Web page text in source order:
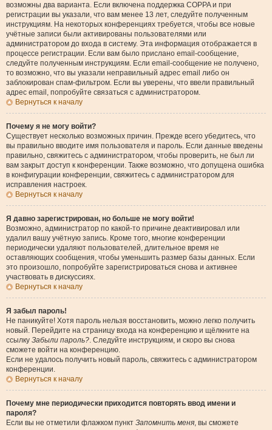
возможны два варианта. Если включена поддержка COPPA и при
регистрации вы указали, что вам менее 13 лет, следуйте полученным
инструкциям. На некоторых конференциях требуется, чтобы все новые
учётные записи были активированы пользователями или
администратором до входа в систему. Эта информация отображается в
процессе регистрации. Если вам было прислано email-сообщение,
следуйте полученным инструкциям. Если email-сообщение не получено,
то возможно, что вы указали неправильный адрес email либо он
заблокирован спам-фильтром. Если вы уверены, что ввели правильный
адрес email, попробуйте связаться с администратором.
Вернуться к началу
Почему я не могу войти?
Существует несколько возможных причин. Прежде всего убедитесь, что
вы правильно вводите имя пользователя и пароль. Если данные введены
правильно, свяжитесь с администратором, чтобы проверить, не был ли
вам закрыт доступ к конференции. Также возможно, что допущена ошибка
в конфигурации конференции, свяжитесь с администратором для
исправления настроек.
Вернуться к началу
Я давно зарегистрирован, но больше не могу войти!
Возможно, администратор по какой-то причине деактивировал или
удалил вашу учётную запись. Кроме того, многие конференции
периодически удаляют пользователей, длительное время не
оставляющих сообщения, чтобы уменьшить размер базы данных. Если
это произошло, попробуйте зарегистрироваться снова и активнее
участвовать в дискуссиях.
Вернуться к началу
Я забыл пароль!
Не паникуйте! Хотя пароль нельзя восстановить, можно легко получить
новый. Перейдите на страницу входа на конференцию и щёлкните на
ссылку Забыли пароль?. Следуйте инструкциям, и скоро вы снова
сможете войти на конференцию.
Если не удалось получить новый пароль, свяжитесь с администратором
конференции.
Вернуться к началу
Почему мне периодически приходится повторять ввод имени и
пароля?
Если вы не отметили флажком пункт Запомнить меня, вы сможете